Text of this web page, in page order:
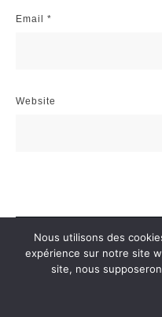
Email *
Website
Nous utilisons des
expérience sur notre site
site, nous